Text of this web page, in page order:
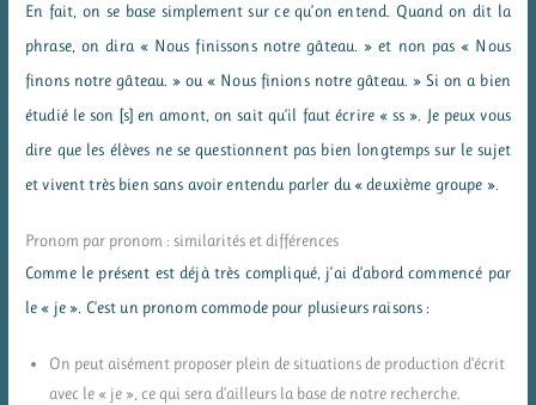
En fait, on se base simplement sur ce qu’on entend. Quand on dit la
phrase, on dira « Nous finissons notre gâteau. » et non pas « Nous
finons notre gâteau. » ou « Nous finions notre gâteau. » Si on a bien
étudié le son [s] en amont, on sait qu’il faut écrire « ss ». Je peux vous
dire que les élèves ne se questionnent pas bien longtemps sur le sujet
et vivent très bien sans avoir entendu parler du « deuxième groupe ».
Pronom par pronom : similarités et différences
Comme le présent est déjà très compliqué, j’ai d’abord commencé par
le « je ». C’est un pronom commode pour plusieurs raisons :
On peut aisément proposer plein de situations de production d’écrit
avec le « je », ce qui sera d’ailleurs la base de notre recherche.